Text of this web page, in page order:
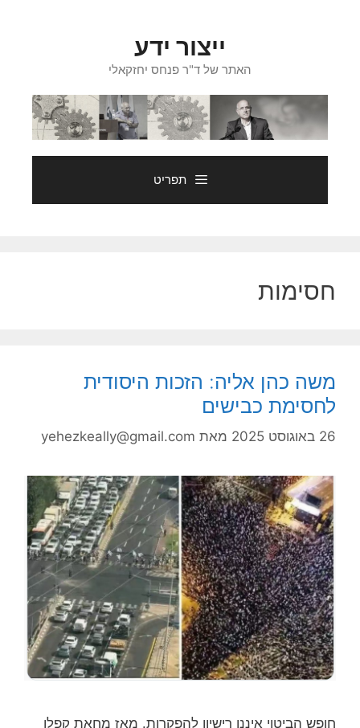
ייצור ידע
האתר של ד"ר פנחס יחזקאלי
תפריט
חסימות
משה כהן אליה: הזכות היסודית
לחסימת כבישים
26 באוגוסט 2025 מאת yehezkeally@gmail.com
חופש הביטוי איננו רישיון להפקרות. מאז מחאת קפלן